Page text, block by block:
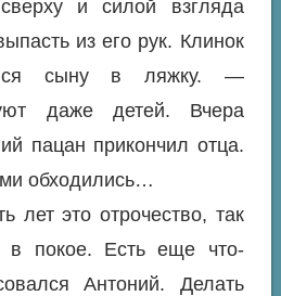
и силой взгляда
из его рук. Клинок
сыну в ляжку. —
даже детей. Вчера
пацан прикончил отца.
обходились…
лет это отрочество, так
в покое. Есть еще что-
Антоний. Делать